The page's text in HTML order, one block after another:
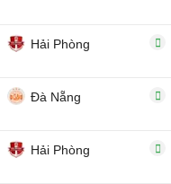
Hải Phòng
Đà Nẵng
Hải Phòng